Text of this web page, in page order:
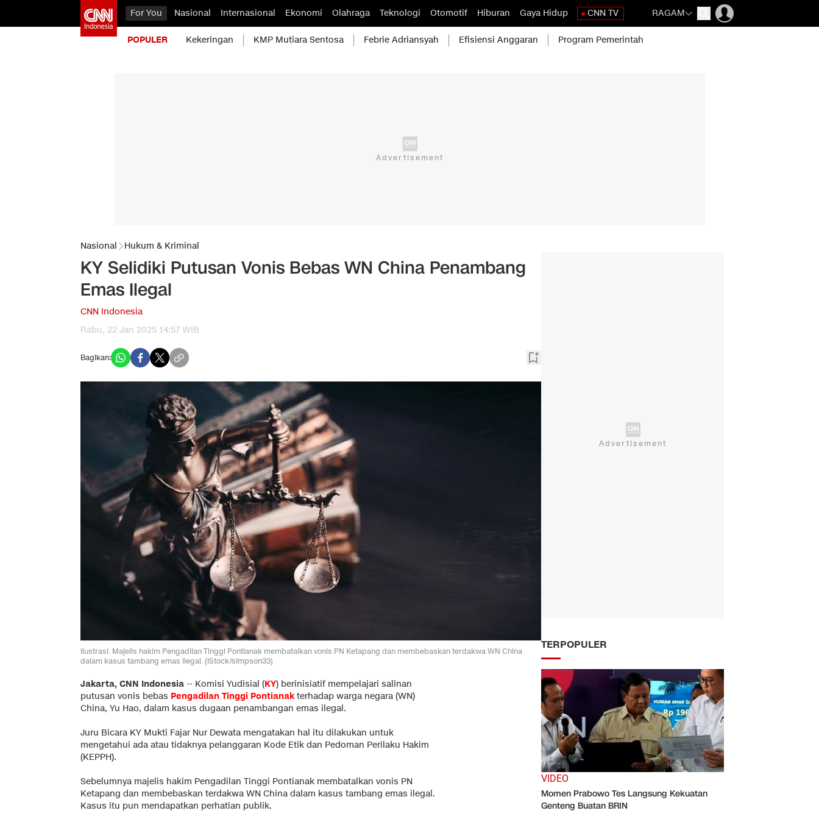
For You Nasional Internasional Ekonomi Olahraga Teknologi Otomotif Hiburan Gaya Hidup CNN TV RAGAM
POPULER Kekeringan KMP Mutiara Sentosa Febrie Adriansyah Efisiensi Anggaran Program Pemerintah
Nasional Hukum & Kriminal
KY Selidiki Putusan Vonis Bebas WN China Penambang
Emas Ilegal
CNN Indonesia
Rabu, 22 Jan 2025 14:57 WIB
Bagikan:
Ilustrasi. Majelis hakim Pengadilan Tinggi Pontianak membatalkan vonis PN Ketapang dan membebaskan terdakwa WN China
dalam kasus tambang emas ilegal. (iStock/simpson33)
Jakarta, CNN Indonesia -- Komisi Yudisial (KY) berinisiatif mempelajari salinan
putusan vonis bebas Pengadilan Tinggi Pontianakterhadap warga negara (WN)
China, Yu Hao, dalam kasus dugaan penambangan emas ilegal.
Juru Bicara KY Mukti Fajar Nur Dewata mengatakan hal itu dilakukan untuk
mengetahui ada atau tidaknya pelanggaran Kode Etik dan Pedoman Perilaku Hakim
(KEPPH).
Sebelumnya majelis hakim Pengadilan Tinggi Pontianak membatalkan vonis PN
Ketapang dan membebaskan terdakwa WN China dalam kasus tambang emas ilegal.
Kasus itu pun mendapatkan perhatian publik.
TERPOPULER
VIDEO
Momen Prabowo Tes Langsung Kekuatan
Genteng Buatan BRIN